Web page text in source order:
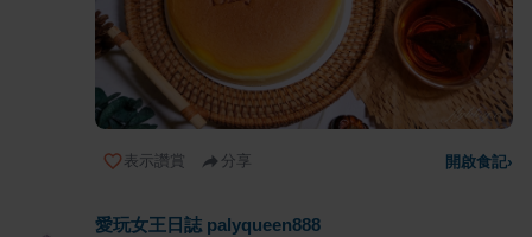
表示讚賞 分享 開啟食記›
愛玩女王日誌 palyqueen888